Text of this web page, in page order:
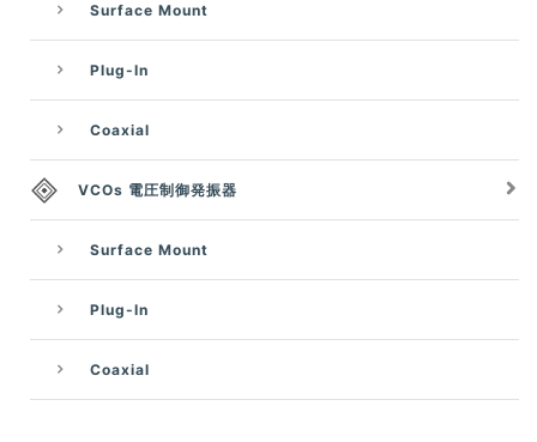
Surface Mount
Plug-In
Coaxial
VCOs 電圧制御発振器
Surface Mount
Plug-In
Coaxial